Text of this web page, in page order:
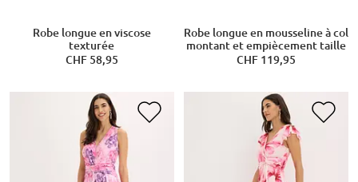
Robe longue en viscose
texturée
CHF 58,95
Robe longue en mousseline à col
montant et empiècement taille
CHF 119,95